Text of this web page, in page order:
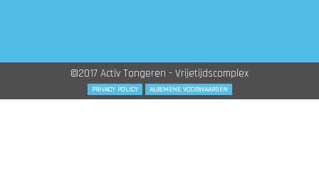
©2017 Activ Tongeren - Vrijetijdscomplex
PRIVACY POLICY ALGEMENE VOORWAARDEN